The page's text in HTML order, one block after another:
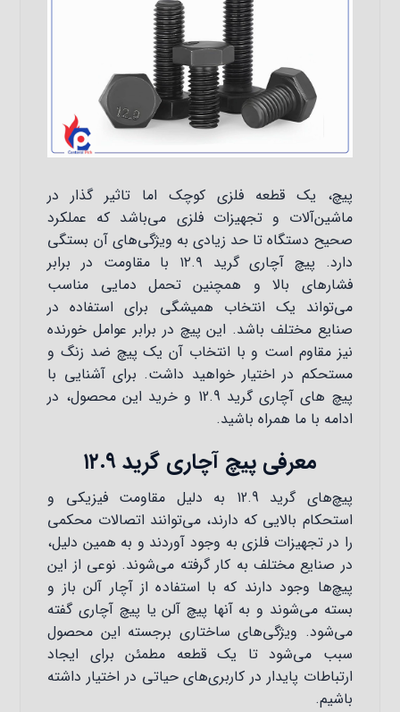
پیچ، یک قطعه فلزی کوچک اما تاثیر گذار در
ماشین‌آلات و تجهیزات فلزی می‌باشد که عملکرد
صحیح دستگاه تا حد زیادی به ویژگی‌های آن بستگی
دارد. پیچ آچاری گرید ۱۲.۹ با مقاومت در برابر
فشارهای بالا و همچنین تحمل دمایی مناسب
می‌تواند یک انتخاب همیشگی برای استفاده در
صنایع مختلف باشد. این پیچ در برابر عوامل خورنده
نیز مقاوم است و با انتخاب آن یک پیچ ضد زنگ و
مستحکم در اختیار خواهید داشت. برای آشنایی با
پیچ ‌های آچاری گرید 12.9 و خرید این محصول، در
ادامه با ما همراه باشید.
معرفی پیچ آچاری گرید ۱۲.۹
پیچ‌های گرید 12.9 به دلیل مقاومت فیزیکی و
استحکام بالایی که دارند، می‌توانند اتصالات محکمی
را در تجهیزات فلزی به وجود آوردند و به همین دلیل،
در صنایع مختلف به کار گرفته می‌شوند. نوعی از این
پیچ‌ها وجود دارند که با استفاده از آچار آلن باز و
بسته می‌شوند و به آنها پیچ آلن یا پیچ آچاری گفته
می‌شود. ویژگی‌های ساختاری برجسته این محصول
سبب می‌شود تا یک قطعه مطمئن برای ایجاد
ارتباطات پایدار در کاربری‌های حیاتی در اختیار داشته
باشیم.